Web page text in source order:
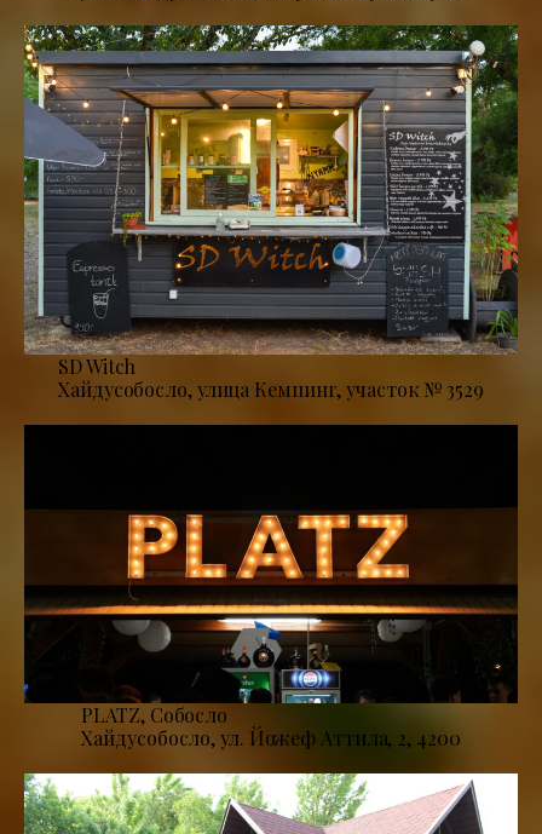
SD Witch
Хайдусобосло, улица Кемпинг, участок № 3529
PLATZ, Собосло
Хайдусобосло, ул. Йожеф Аттила, 2, 4200